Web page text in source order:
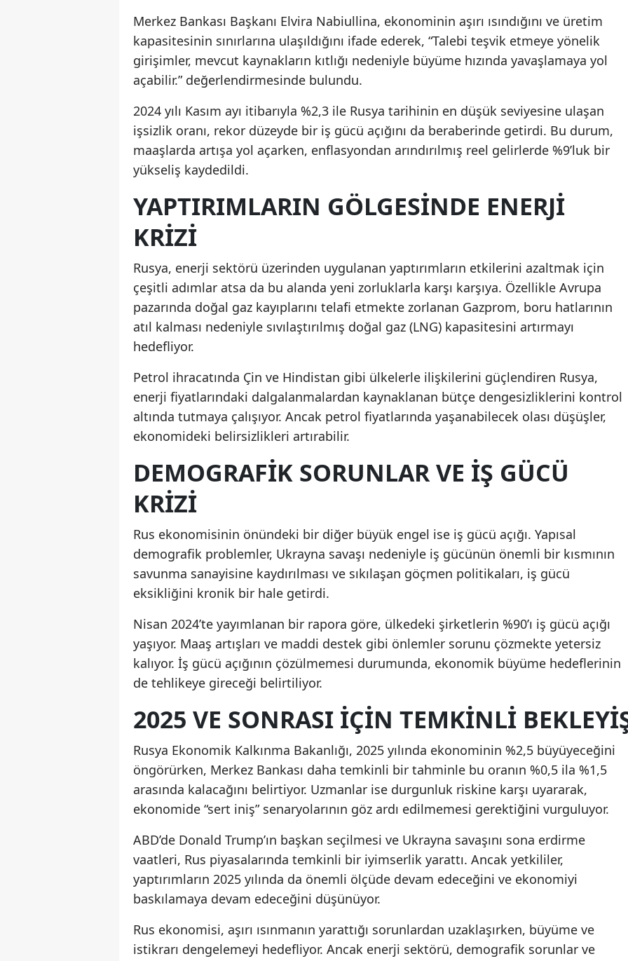
Merkez Bankası Başkanı Elvira Nabiullina, ekonominin aşırı ısındığını ve üretim
kapasitesinin sınırlarına ulaşıldığını ifade ederek, “Talebi teşvik etmeye yönelik
girişimler, mevcut kaynakların kıtlığı nedeniyle büyüme hızında yavaşlamaya yol
açabilir.” değerlendirmesinde bulundu.
2024 yılı Kasım ayı itibarıyla %2,3 ile Rusya tarihinin en düşük seviyesine ulaşan
işsizlik oranı, rekor düzeyde bir iş gücü açığını da beraberinde getirdi. Bu durum,
maaşlarda artışa yol açarken, enflasyondan arındırılmış reel gelirlerde %9’luk bir
yükseliş kaydedildi.
YAPTIRIMLARIN GÖLGESINDE ENERJI
KRIZI
Rusya, enerji sektörü üzerinden uygulanan yaptırımların etkilerini azaltmak için
çeşitli adımlar atsa da bu alanda yeni zorluklarla karşı karşıya. Özellikle Avrupa
pazarında doğal gaz kayıplarını telafi etmekte zorlanan Gazprom, boru hatlarının
atıl kalması nedeniyle sıvılaştırılmış doğal gaz (LNG) kapasitesini artırmayı
hedefliyor.
Petrol ihracatında Çin ve Hindistan gibi ülkelerle ilişkilerini güçlendiren Rusya,
enerji fiyatlarındaki dalgalanmalardan kaynaklanan bütçe dengesizliklerini kontrol
altında tutmaya çalışıyor. Ancak petrol fiyatlarında yaşanabilecek olası düşüşler,
ekonomideki belirsizlikleri artırabilir.
DEMOGRAFIK SORUNLAR VE İŞ GÜCÜ
KRIZI
Rus ekonomisinin önündeki bir diğer büyük engel ise iş gücü açığı. Yapısal
demografik problemler, Ukrayna savaşı nedeniyle iş gücünün önemli bir kısmının
savunma sanayisine kaydırılması ve sıkılaşan göçmen politikaları, iş gücü
eksikliğini kronik bir hale getirdi.
Nisan 2024’te yayımlanan bir rapora göre, ülkedeki şirketlerin %90’ı iş gücü açığı
yaşıyor. Maaş artışları ve maddi destek gibi önlemler sorunu çözmekte yetersiz
kalıyor. İş gücü açığının çözülmemesi durumunda, ekonomik büyüme hedeflerinin
de tehlikeye gireceği belirtiliyor.
2025 VE SONRASI İÇIN TEMKINLI
Rusya Ekonomik Kalkınma Bakanlığı, 2025 yılında ekonominin %2,5 büyüyeceğini
öngörürken, Merkez Bankası daha temkinli bir tahminle bu oranın %0,5 ila %1,5
arasında kalacağını belirtiyor. Uzmanlar ise durgunluk riskine karşı uyararak,
ekonomide “sert iniş” senaryolarının göz ardı edilmemesi gerektiğini vurguluyor.
ABD’de Donald Trump’ın başkan seçilmesi ve Ukrayna savaşını sona erdirme
vaatleri, Rus piyasalarında temkinli bir iyimserlik yarattı. Ancak yetkililer,
yaptırımların 2025 yılında da önemli ölçüde devam edeceğini ve ekonomiyi
baskılamaya devam edeceğini düşünüyor.
Rus ekonomisi, aşırı ısınmanın yarattığı sorunlardan uzaklaşırken, büyüme ve
istikrarı dengelemeyi hedefliyor. Ancak enerji sektörü, demografik sorunlar ve